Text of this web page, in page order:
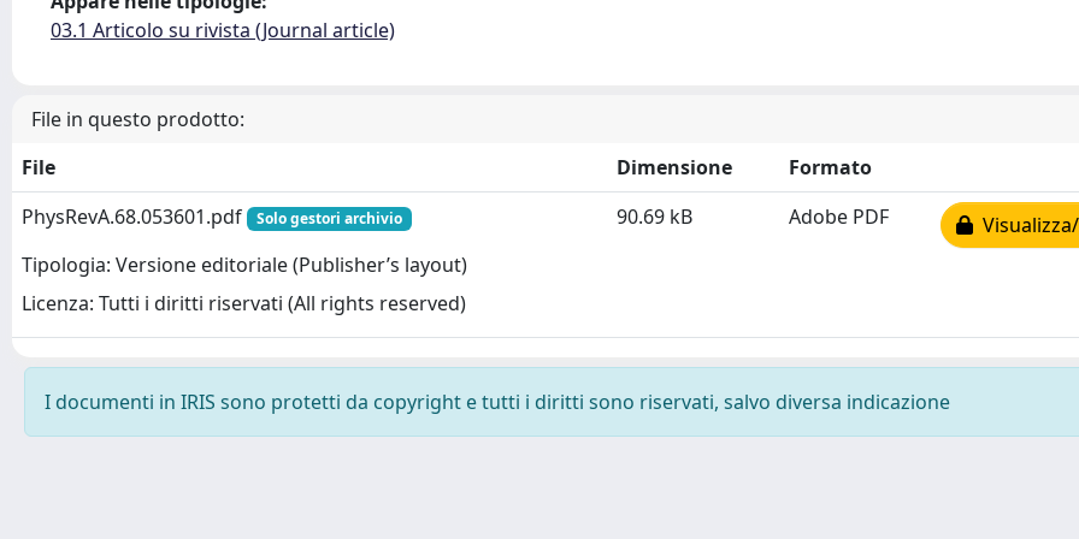
03.1 Articolo su rivista (Journal article)
File in questo prodotto:
File
Dimensione
Formato
PhysRevA.68.053601.pdf
Solo gestori archivio
Tipologia: Versione editoriale (Publisher’s layout)
Licenza: Tutti i diritti riservati (All rights reserved)
90.69 kB Adobe PDF
I documenti in IRIS sono protetti da copyright e tutti i diritti sono riservati, salvo diversa indicazione